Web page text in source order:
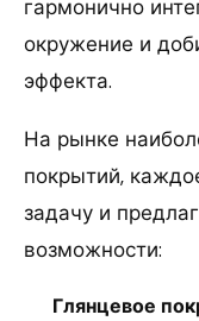
гармонично
окружение и
эффекта.
На рынке
покрытий,
задачу и
возможности:
Глянцевое